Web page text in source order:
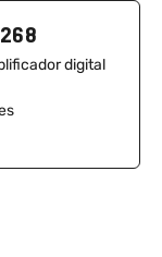
digital